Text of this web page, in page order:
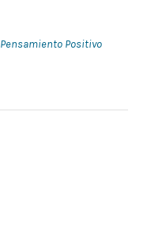
Pensamiento Positivo